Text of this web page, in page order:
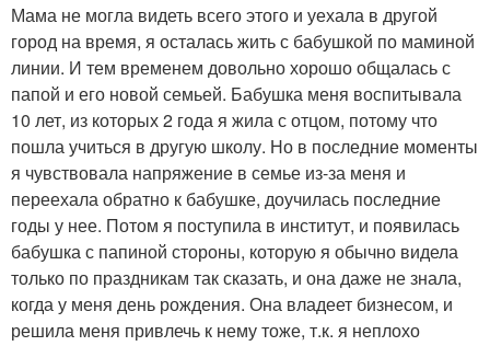
Мама не могла видеть всего этого и уехала в другой
город на время, я осталась жить с бабушкой по маминой
линии. И тем временем довольно хорошо общалась с
папой и его новой семьей. Бабушка меня воспитывала
10 лет, из которых 2 года я жила с отцом, потому что
пошла учиться в другую школу. Но в последние моменты
я чувствовала напряжение в семье из-за меня и
переехала обратно к бабушке, доучилась последние
годы у нее. Потом я поступила в институт, и появилась
бабушка с папиной стороны, которую я обычно видела
только по праздникам так сказать, и она даже не знала,
когда у меня день рождения. Она владеет бизнесом, и
решила меня привлечь к нему тоже, т.к. я неплохо